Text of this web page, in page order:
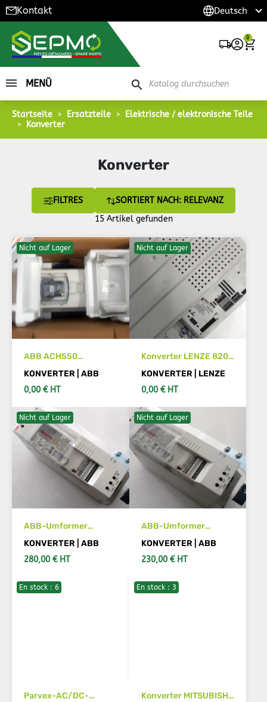
Kontakt
0
MENÜ search
Startseite Ersatzteile
Elektrische / elektronische Teile
Konverter
Konverter
FILTRES
SORTIERT NACH: RELEVANZ
15 Artikel gefunden
Nicht auf Lager
ABB ACH550
Umrichter
KONVERTER | ABB
0,00 € HT
SIEHE DETAILS
Nicht auf Lager
Konverter LENZE 8200
Vektor E82E V303K
48201 XX3C35
KONVERTER | LENZE
0,00 € HT
SIEHE DETAILS
Nicht auf Lager
ABB-Umformer
ACS50-01E-09 A8-2
KONVERTER | ABB
280,00 € HT
SIEHE DETAILS
Nicht auf Lager
ABB-Umformer
ACS50-01E-07 A6-2
KONVERTER | ABB
230,00 € HT
SIEHE DETAILS
En stock : 6
Parvex-AC/DC-
En stock : 3
Konverter MITSUBISHI